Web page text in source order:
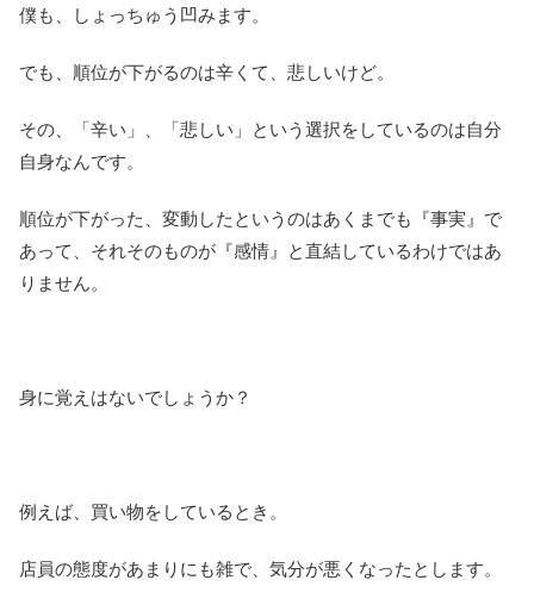
僕も、しょっちゅう凹みます。
でも、順位が下がるのは辛くて、悲しいけど。
その、「辛い」、「悲しい」という選択をしているのは自分
自身なんです。
順位が下がった、変動したというのはあくまでも『事実』で
あって、それそのものが『感情』と直結しているわけではあ
りません。
身に覚えはないでしょうか？
例えば、買い物をしているとき。
店員の態度があまりにも雑で、気分が悪くなったとします。